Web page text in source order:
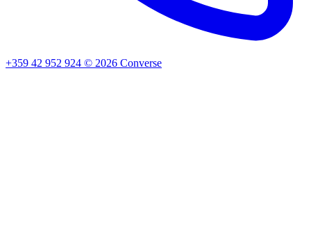
+359 42 952 924 © 2026 Converse